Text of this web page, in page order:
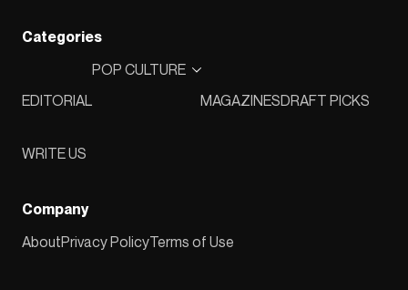
Categories
EDITORIAL
POP CULTURE
MAGAZINESDRAFT PICKS
WRITE US
Company
AboutPrivacy PolicyTerms of Use